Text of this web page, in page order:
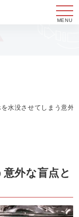
メ
を水没させてしまう意外
外な盲点と